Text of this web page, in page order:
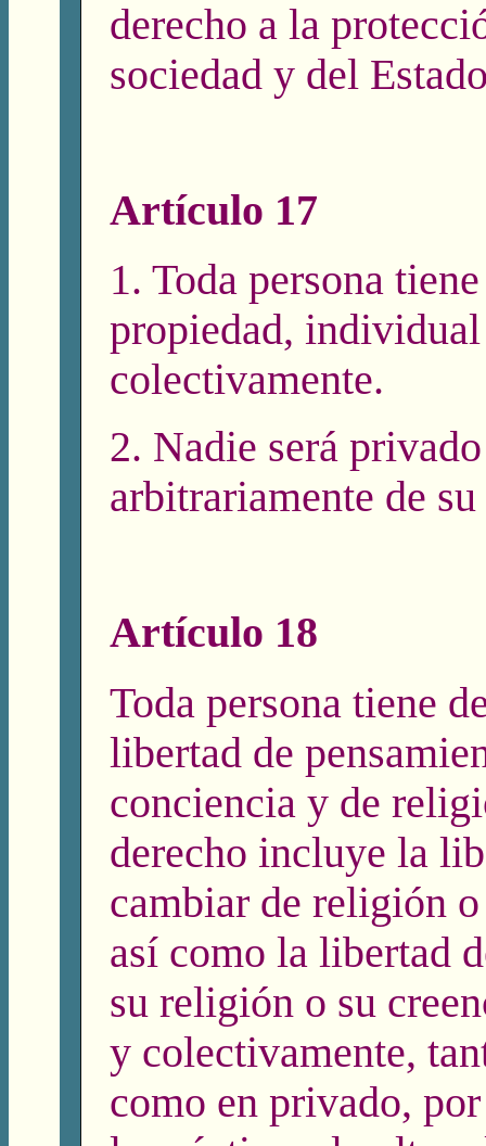
derecho a la
sociedad y del
Artículo 17
1. Toda persona
propiedad,
colectivamente.
2. Nadie será privado
arbitrariamente de
Artículo 18
Toda persona tiene
libertad de
conciencia y de
derecho incluye la
cambiar de religión
así como la libertad
su religión o su
y colectivamente,
como en privado,